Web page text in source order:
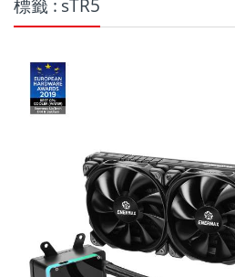
標籤 : sTR5